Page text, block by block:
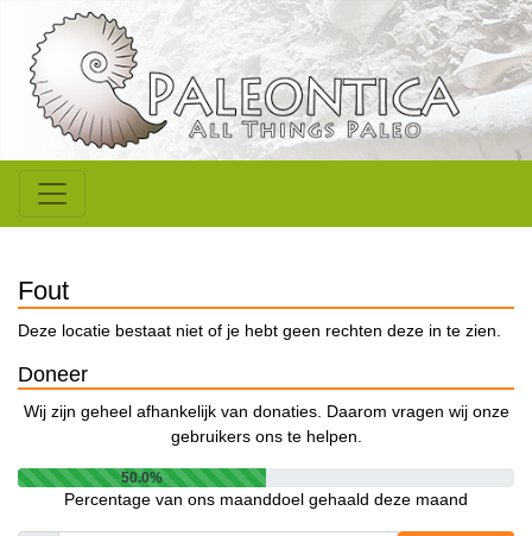
Fout
Deze locatie bestaat niet of je hebt geen rechten deze in te zien.
Doneer
Wij zijn geheel afhankelijk van donaties. Daarom vragen wij onze
gebruikers ons te helpen.
50.0%
Percentage van ons maanddoel gehaald deze maand